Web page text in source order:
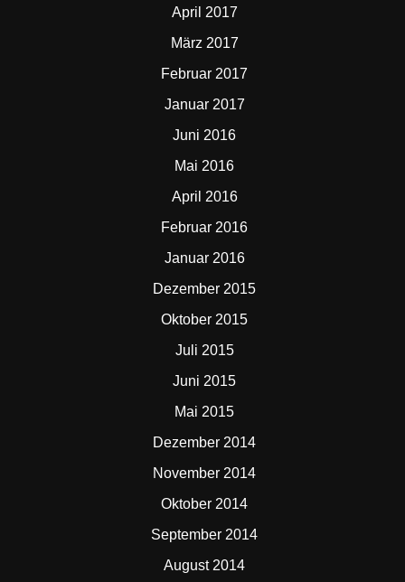
April 2017
März 2017
Februar 2017
Januar 2017
Juni 2016
Mai 2016
April 2016
Februar 2016
Januar 2016
Dezember 2015
Oktober 2015
Juli 2015
Juni 2015
Mai 2015
Dezember 2014
November 2014
Oktober 2014
September 2014
August 2014